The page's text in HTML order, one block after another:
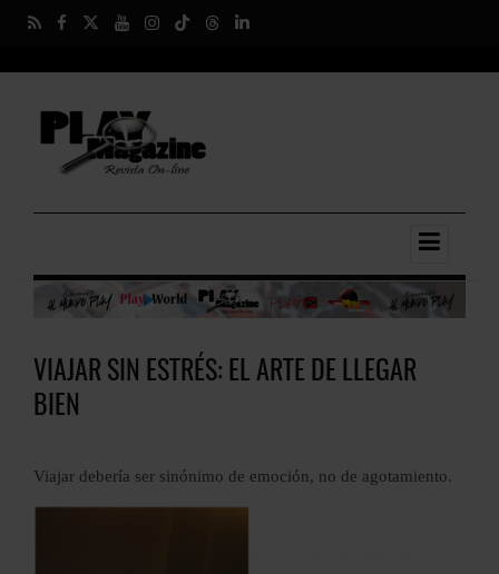
VIAJAR SIN ESTRÉS: EL ARTE DE LLEGAR
BIEN
Viajar debería ser sinónimo de emoción, no de agotamiento.